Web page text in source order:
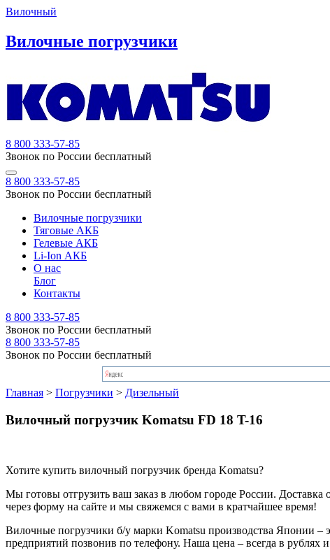
Вилочный
Вилочные погрузчики
8 800 333-57-85
Звонок по России бесплатный
8 800 333-57-85
Звонок по России бесплатный
Вилочные погрузчики
Тяговые АКБ
Гелевые АКБ
Li-Ion АКБ
О нас
Блог
Контакты
8 800 333-57-85
Звонок по России бесплатный
8 800 333-57-85
Звонок по России бесплатный
Главная > Погрузчики > Дизельный
Вилочный погрузчик Komatsu FD 18 T-16
Хотите купить вилочный погрузчик бренда Komatsu?
Мы готовы отгрузить ваш заказ в любом городе России. Доставка
через форму на сайте и мы свяжемся с вами в кратчайшее время!
Вилочные погрузчики б/у марки Komatsu производства Японии –
предприятий позвонив по телефону. Наша цена – всегда в рублях